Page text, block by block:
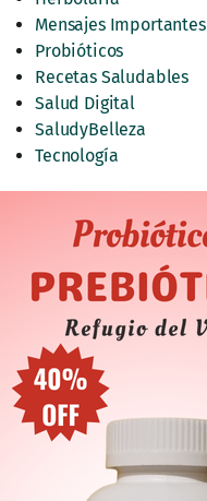
Mensajes Importantes
Probióticos
Recetas Saludables
Salud Digital
SaludyBelleza
Tecnología